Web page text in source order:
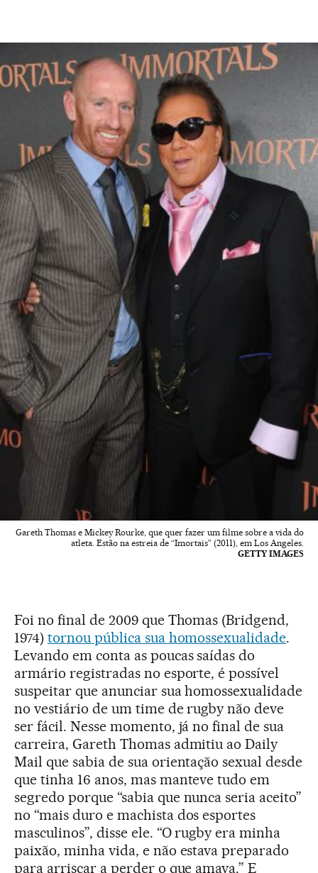
Gareth Thomas e Mickey Rourke, que quer fazer um filme sobre a vida do
atleta. Estão na estreia de “Imortais” (2011), em Los Angeles.
GETTY IMAGES
Foi no final de 2009 que Thomas (Bridgend,
1974) tornou pública sua homossexualidade.
Levando em conta as poucas saídas do
armário registradas no esporte, é possível
suspeitar que anunciar sua homossexualidade
no vestiário de um time de rugby não deve
ser fácil. Nesse momento, já no final de sua
carreira, Gareth Thomas admitiu ao Daily
Mail que sabia de sua orientação sexual desde
que tinha 16 anos, mas manteve tudo em
segredo porque “sabia que nunca seria aceito”
no “mais duro e machista dos esportes
masculinos”, disse ele. “O rugby era minha
paixão, minha vida, e não estava preparado
para arriscar a perder o que amava.” E